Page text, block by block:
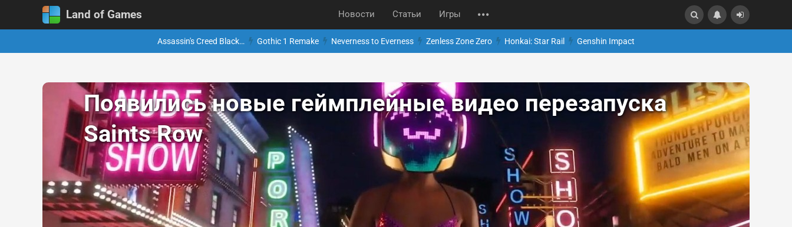
Land of Games Новости Статьи Игры
Assassin's Creed Black… Gothic 1 Remake Neverness to Everness Zenless Zone Zero Honkai: Star Rail Genshin Impact
Появились новые геймплейные видео перезапуска
Saints Row